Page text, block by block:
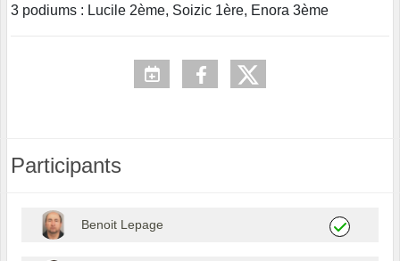
3 podiums : Lucile 2ème, Soizic 1ère, Enora 3ème
Participants
Benoit Lepage